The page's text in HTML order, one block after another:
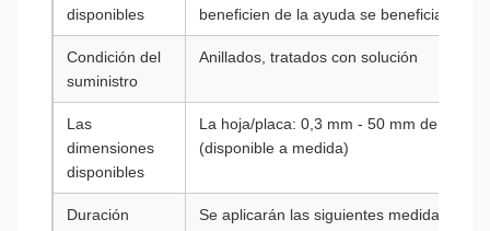
disponibles
beneficien de la ayuda se beneficiarán
Condición del
suministro
Anillados, tratados con solución
Las
dimensiones
disponibles
La hoja/placa: 0,3 mm - 50 mm de
(disponible a medida)
Duración
Se aplicarán las siguientes medidas: